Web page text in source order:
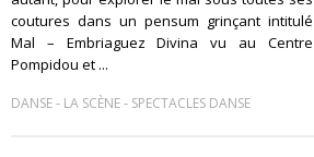
coutures dans un pensum grinçant intitulé
Mal – Embriaguez Divina vu au Centre
Pompidou et ...
DANSE- LA SCÈNE- SPECTACLES DANSE